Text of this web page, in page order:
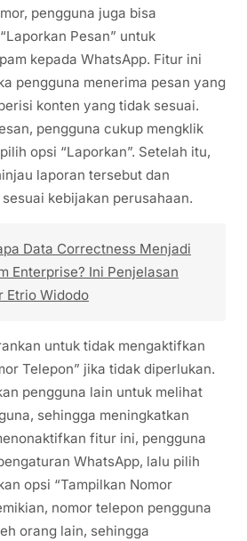
pengguna juga bisa
Pesan” untuk
kepada WhatsApp. Fitur ini
pengguna menerima pesan yang
konten yang tidak sesuai.
pengguna cukup mengklik
opsi “Laporkan”. Setelah itu,
laporan tersebut dan
kebijakan perusahaan.
Data Correctness Menjadi
Enterprise? Ini Penjelasan
Etrio Widodo
untuk tidak mengaktifkan
Telepon” jika tidak diperlukan.
pengguna lain untuk melihat
sehingga meningkatkan
fitur ini, pengguna
WhatsApp, lalu pilih
opsi “Tampilkan Nomor
nomor telepon pengguna
orang lain, sehingga